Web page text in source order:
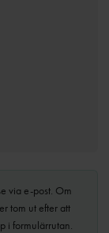
via e-post. Om
tom ut efter att
i formulärrutan.